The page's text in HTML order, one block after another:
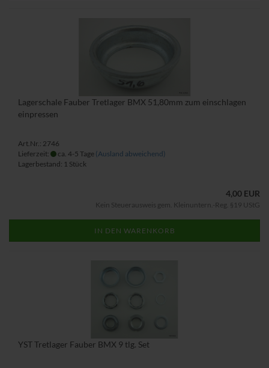
Lagerschale Fauber Tretlager BMX 51,80mm zum einschlagen
einpressen
Art.Nr.: 2746
Lieferzeit:
ca. 4-5 Tage (Ausland abweichend)
Lagerbestand: 1 Stück
4,00 EUR
Kein Steuerausweis gem. Kleinuntern.-Reg. §19 UStG
IN DEN WARENKORB
YST Tretlager Fauber BMX 9 tlg. Set